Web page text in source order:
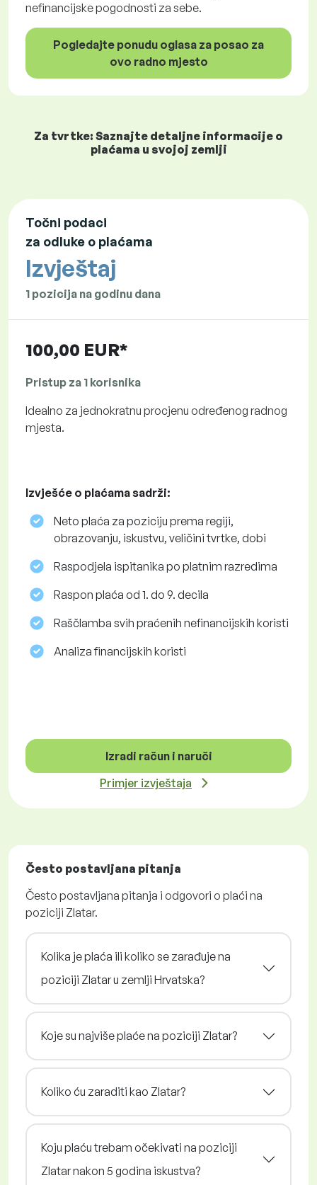
nefinancijske pogodnosti za sebe.
Pogledajte ponudu oglasa za posao za
ovo radno mjesto
Za tvrtke: Saznajte detaljne informacije o
plaćama u svojoj zemlji
Točni podaci
za odluke o plaćama
Izvještaj
1 pozicija na godinu dana
100,00 EUR*
Pristup za 1 korisnika
Idealno za jednokratnu procjenu određenog radnog
mjesta.
Izvješće o plaćama sadrži:
Neto plaća za poziciju prema regiji,
obrazovanju, iskustvu, veličini tvrtke, dobi
Raspodjela ispitanika po platnim razredima
Raspon plaća od 1. do 9. decila
Raščlamba svih praćenih nefinancijskih koristi
Analiza financijskih koristi
Izradi račun i naruči
Primjer izvještaja
Često postavljana pitanja
Često postavljana pitanja i odgovori o plaći na
poziciji Zlatar.
Kolika je plaća ili koliko se zarađuje na
poziciji Zlatar u zemlji Hrvatska?
Koje su najviše plaće na poziciji Zlatar?
Koliko ću zaraditi kao Zlatar?
Koju plaću trebam očekivati na poziciji
Zlatar nakon 5 godina iskustva?